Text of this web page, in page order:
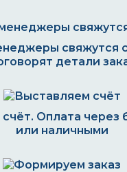
свяжутся
детали
Оплата через
или наличными